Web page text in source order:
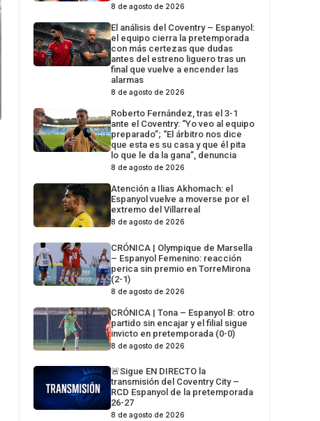
8 de agosto de 2026
El análisis del Coventry – Espanyol:
el equipo cierra la pretemporada
con más certezas que dudas
antes del estreno liguero tras un
final que vuelve a encender las
alarmas
8 de agosto de 2026
Roberto Fernández, tras el 3-1
ante el Coventry: “Yo veo al equipo
preparado”; “El árbitro nos dice
que esta es su casa y que él pita
lo que le da la gana”, denuncia
8 de agosto de 2026
Atención a Ilias Akhomach: el
Espanyol vuelve a moverse por el
extremo del Villarreal
8 de agosto de 2026
CRÓNICA | Olympique de Marsella
– Espanyol Femenino: reacción
perica sin premio en TorreMirona
(2-1)
8 de agosto de 2026
CRÓNICA | Tona – Espanyol B: otro
partido sin encajar y el filial sigue
invicto en pretemporada (0-0)
8 de agosto de 2026
🚨Sigue EN DIRECTO la
transmisión del Coventry City –
RCD Espanyol de la pretemporada
26-27
8 de agosto de 2026